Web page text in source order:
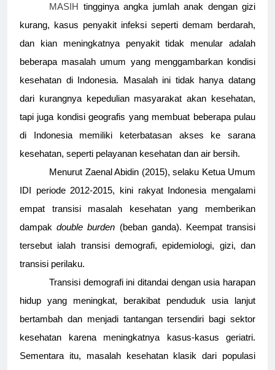
MASIH
tingginya angka jumlah anak dengan gizi
kurang, kasus penyakit infeksi seperti demam berdarah,
dan kian meningkatnya penyakit tidak menular adalah
beberapa masalah umum yang menggambarkan kondisi
kesehatan di Indonesia. Masalah ini tidak hanya datang
dari kurangnya kepedulian masyarakat akan kesehatan,
tapi juga kondisi geografis yang membuat beberapa pulau
di Indonesia memiliki keterbatasan akses ke sarana
kesehatan, seperti pelayanan kesehatan dan air bersih.
Menurut Zaenal Abidin (2015), selaku Ketua Umum
IDI periode 2012-2015, kini rakyat Indonesia mengalami
empat transisi masalah kesehatan yang memberikan
dampakdouble burden (beban ganda). Keempat transisi
tersebut ialah transisi demografi, epidemiologi, gizi, dan
transisi perilaku.
Transisi demografi ini ditandai dengan usia harapan
hidup yang meningkat, berakibat penduduk usia lanjut
bertambah dan menjadi tantangan tersendiri bagi sektor
kesehatan karena meningkatnya kasus-kasus geriatri.
Sementara itu, masalah kesehatan klasik dari populasi